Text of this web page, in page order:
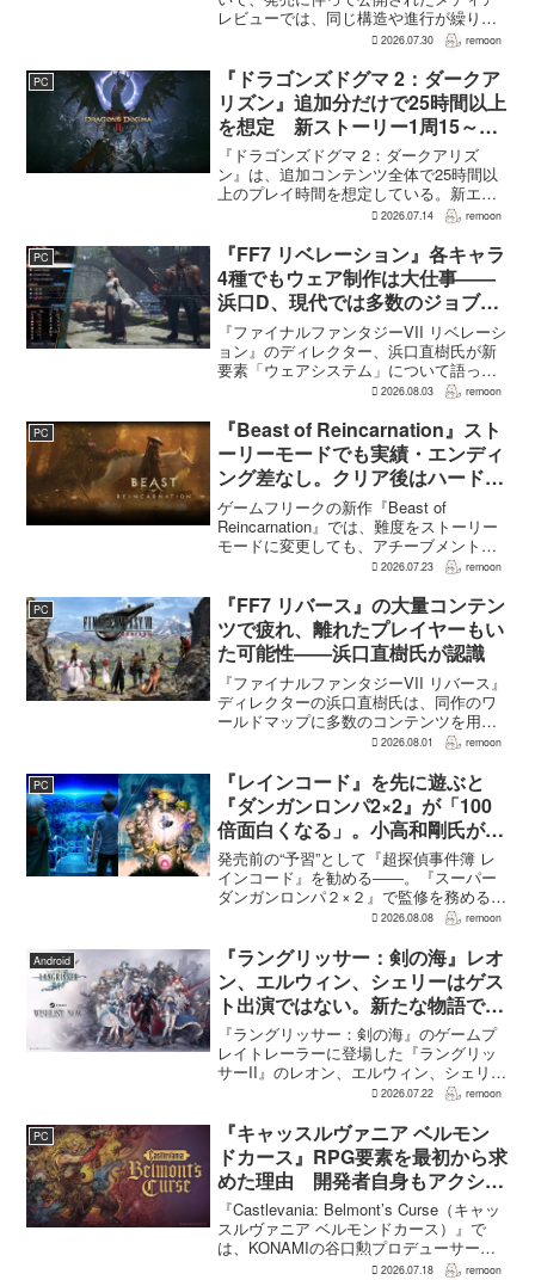
レビューでは、同じ構造や進行が繰り返
されるとの評価が出ている。発売前の7月
は、ゲーム総合プロデューサーの二見鷹
介氏が...
2026.07.30 remoon
PC
『ドラゴンズドグマ 2：ダークア
リズン』追加分だけで25時間以上
を想定 新ストーリー1周15～20
時間、12種ダンジョンは各30分
～1時間
『ドラゴンズドグマ 2：ダークアリズ
ン』は、追加コンテンツ全体で25時間以
上のプレイ時間を想定している。新エリ
ア「ノルガン」で展開されるメインシナ
追加される12種類のユニークダンジョン
「忘れられた試...
2026.07.14 remoon
PC
『FF7 リベレーション』各キャラ
4種でもウェア制作は大仕事――
浜口D、現代では多数のジョブを
1作に盛り込むのは極めて困難と
説明
『ファイナルファンタジーVII リベレーシ
ョン』のディレクター、浜口直樹氏が新
要素「ウェアシステム」について語っ
た。本作では8人のパーティキャラクター
が、キャラクター数が多いため、作業量
はかなりのものにな...
2026.08.03 remoon
PC
『Beast of Reincarnation』スト
ーリーモードでも実績・エンディ
ング差なし。クリア後はハード超
えのNEW GAME+も
ゲームフリークの新作『Beast of
Reincarnation』では、難度をストーリー
モードに変更しても、アチーブメントや
収集要素、エンディングに違いはない。
難度のNEW GAME+も用意されてい
る。...
2026.07.23 remoon
PC
『FF7 リバース』の大量コンテン
ツで疲れ、離れたプレイヤーもい
た可能性――浜口直樹氏が認識
『ファイナルファンタジーVII リバース』
ディレクターの浜口直樹氏は、同作のワ
ールドマップに多数のコンテンツを用意
したことで、一部のプレイヤーが疲れを
性があるとの認識を示した。
GamesRadar+のイン...
2026.08.01 remoon
PC
『レインコード』を先に遊ぶと
『ダンガンロンパ2×2』が「100
倍面白くなる」。小高和剛氏がプ
レイをおすすめ
発売前の“予習”として『超探偵事件簿 レ
インコード』を勧める――。『スーパー
ダンガンロンパ２×２』で監修を務める小
高和剛氏が、そんなメッセージをファン
ューでの発言で、小高氏は「先に『レイ
ンコー...
2026.08.08 remoon
Android
『ラングリッサー：剣の海』レオ
ン、エルウィン、シェリーはゲス
ト出演ではない。新たな物語で重
要な役割を担う
『ラングリッサー：剣の海』のゲームプ
レイトレーラーに登場した『ラングリッ
サーII』のレオン、エルウィン、シェリー
は、単なるファンサービスやゲスト出演
を担う。ファミ通のメールインタビュー
で本作のプロデューサ...
2026.07.22 remoon
PC
『キャッスルヴァニア ベルモン
ドカース』RPG要素を最初から求
めた理由 開発者自身もアクショ
ンのつらさを実感
『Castlevania: Belmont’s Curse（キャッ
スルヴァニア ベルモンドカース）』で
は、KONAMIの谷口勲プロデューサー
が、レベルアップを含むRPG的システム
2026.07.18 remoon